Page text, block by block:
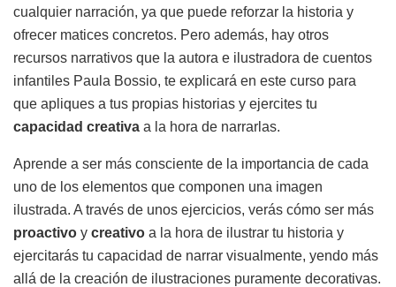
cualquier narración, ya que puede reforzar la historia y
ofrecer matices concretos. Pero además, hay otros
recursos narrativos que la autora e ilustradora de cuentos
infantiles Paula Bossio, te explicará en este curso para
que apliques a tus propias historias y ejercites tu
capacidad creativa a la hora de narrarlas.
Aprende a ser más consciente de la importancia de cada
uno de los elementos que componen una imagen
ilustrada. A través de unos ejercicios, verás cómo ser más
proactivo y creativo a la hora de ilustrar tu historia y
ejercitarás tu capacidad de narrar visualmente, yendo más
allá de la creación de ilustraciones puramente decorativas.